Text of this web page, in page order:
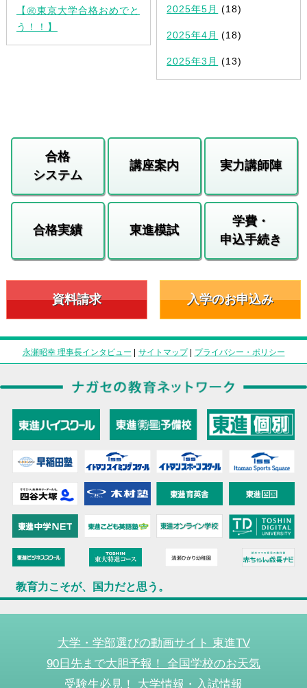
【㊗東京大学合格おめでと
う！！】
2025年5月 (18)
2025年4月 (18)
2025年3月 (13)
合格
システム
講座案内 実力講師陣
合格実績 東進模試
学費・
申込手続き
資料請求 入学のお申込み
永瀬昭幸 理事長インタビュー | サイトマップ| プライバシー・ポリシー
教育力こそが、国力だと思う。
大学・学部選びの動画サイト 東進TV
90日先まで大胆予報！ 全国学校のお天気
受験生必見！ 大学情報・入試情報